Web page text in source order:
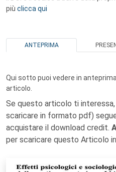
più clicca qui
ANTEPRIMA
Qui sotto puoi vedere in
articolo.
Se questo articolo ti
scaricare in formato pdf)
acquistare il download credit.
per scaricare questo Articolo